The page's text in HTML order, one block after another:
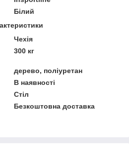
Білий
Чехія
300 кг
дерево, поліуретан
В наявності
Стіл
Безкоштовна доставка